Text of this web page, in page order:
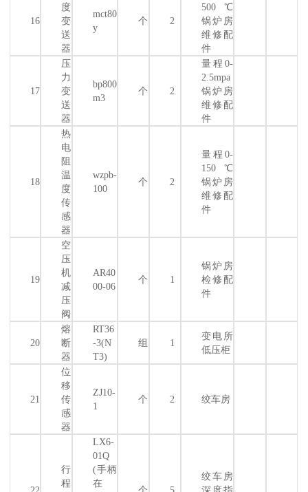
16
度
变
送
器
mct80
y
个 2
500℃
锅炉房
维修配
件
17
压
力
变
送
器
bp800
m3
个 2
量程0-
2.5mpa
锅炉房
维修配
件
18
热
电
阻
温
度
传
感
器
wzpb-
100
个 2
量程0-
150℃
锅炉房
维修配
件
19
空
压
机
减
压
阀
AR40
00-06
个 1
锅炉房
检修配
件
20
熔
断
器
RT36
-3(N
T3)
组 1
变电所
低压柜
21
位
移
传
感
器
ZJ10-
1
个 2 绞车房
行
程
LX6-
01Q
(手柄
在
绞车房